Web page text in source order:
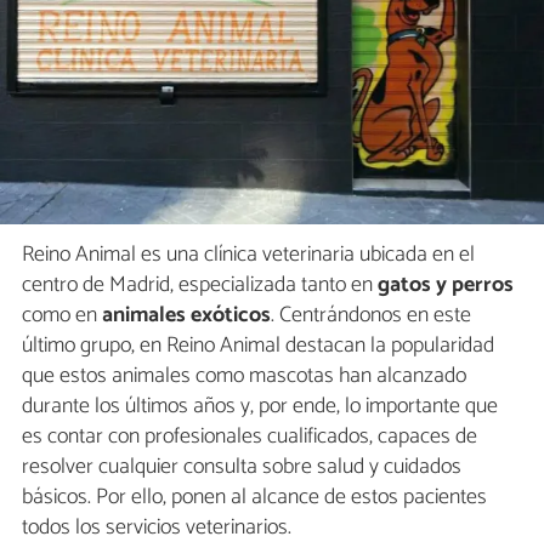
Reino Animal es una clínica veterinaria ubicada en el
centro de Madrid, especializada tanto engatos y perros
como enanimales exóticos. Centrándonos en este
último grupo, en Reino Animal destacan la popularidad
que estos animales como mascotas han alcanzado
durante los últimos años y, por ende, lo importante que
es contar con profesionales cualificados, capaces de
resolver cualquier consulta sobre salud y cuidados
básicos. Por ello, ponen al alcance de estos pacientes
todos los servicios veterinarios.